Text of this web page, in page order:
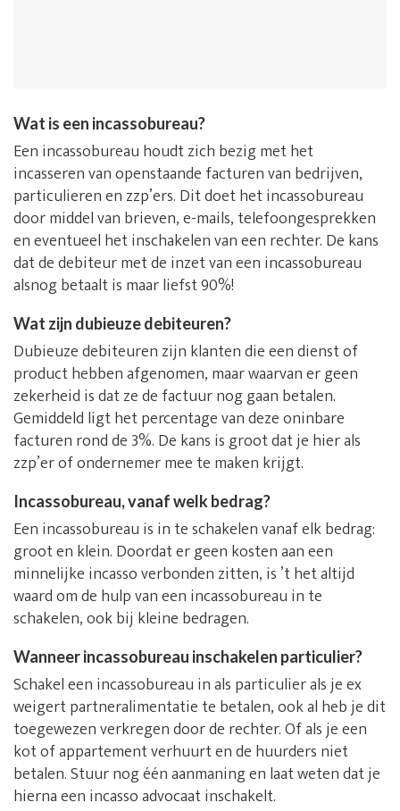
Wat is een incassobureau?
Een incassobureau houdt zich bezig met het
incasseren van openstaande facturen van bedrijven,
particulieren en zzp’ers. Dit doet het incassobureau
door middel van brieven, e-mails, telefoongesprekken
en eventueel het inschakelen van een rechter. De kans
dat de debiteur met de inzet van een incassobureau
alsnog betaalt is maar liefst 90%!
Wat zijn dubieuze debiteuren?
Dubieuze debiteuren zijn klanten die een dienst of
product hebben afgenomen, maar waarvan er geen
zekerheid is dat ze de factuur nog gaan betalen.
Gemiddeld ligt het percentage van deze oninbare
facturen rond de 3%. De kans is groot dat je hier als
zzp’er of ondernemer mee te maken krijgt.
Incassobureau, vanaf welk bedrag?
Een incassobureau is in te schakelen vanaf elk bedrag:
groot en klein. Doordat er geen kosten aan een
minnelijke incasso verbonden zitten, is ’t het altijd
waard om de hulp van een incassobureau in te
schakelen, ook bij kleine bedragen.
Wanneer incassobureau inschakelen particulier?
Schakel een incassobureau in als particulier als je ex
weigert partneralimentatie te betalen, ook al heb je dit
toegewezen verkregen door de rechter. Of als je een
kot of appartement verhuurt en de huurders niet
betalen. Stuur nog één aanmaning en laat weten dat je
hierna een incasso advocaat inschakelt.